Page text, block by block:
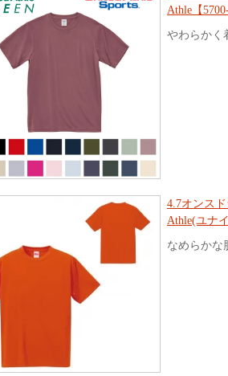
Athle【5700-
やわらかく
4.7オンス
Athle(ユナ
なめらかな